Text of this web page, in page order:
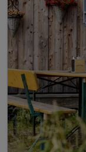
Inkl. einmalig
Leihbademantel
inkl. Nutzung
inkl. Nutzung
*mit der Silvretta